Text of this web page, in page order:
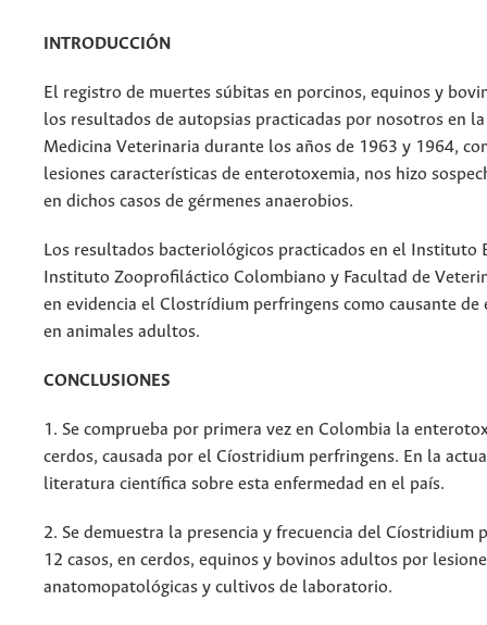
INTRODUCCIÓN
El registro de muertes súbitas en porcinos, equinos y
los resultados de autopsias practicadas por nosotros en
Medicina Veterinaria durante los años de 1963 y 1964,
lesiones características de enterotoxemia, nos hizo
en dichos casos de gérmenes anaerobios.
Los resultados bacteriológicos practicados en el Instituto
Instituto Zooprofiláctico Colombiano y Facultad de
en evidencia el Clostrídium perfringens como causante de
en animales adultos.
CONCLUSIONES
1. Se comprueba por primera vez en Colombia la
cerdos, causada por el Cíostridium perfringens. En la
literatura científica sobre esta enfermedad en el país.
2. Se demuestra la presencia y frecuencia del Cíostridium
12 casos, en cerdos, equinos y bovinos adultos por
anatomopatológicas y cultivos de laboratorio.